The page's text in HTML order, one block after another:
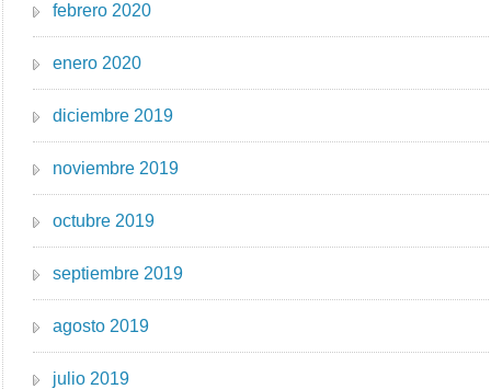
febrero 2020
enero 2020
diciembre 2019
noviembre 2019
octubre 2019
septiembre 2019
agosto 2019
julio 2019